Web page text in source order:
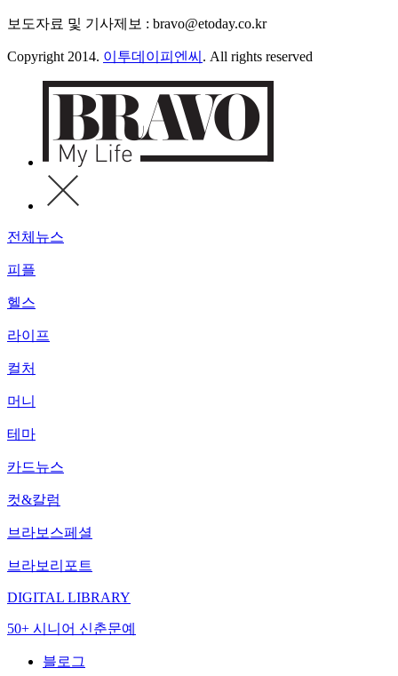
보도자료 및 기사제보 : bravo@etoday.co.kr
Copyright 2014. 이투데이피엔씨 . All rights reserved
전체뉴스
피플
헬스
라이프
컬처
머니
테마
카드뉴스
컷&칼럼
브라보스페셜
브라보리포트
DIGITAL LIBRARY
50+ 시니어 신춘문예
블로그